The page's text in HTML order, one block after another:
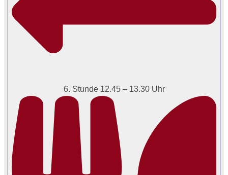
6. Stunde 12.45 – 13.30 Uhr